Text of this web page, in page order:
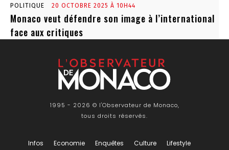
POLITIQUE 20 OCTOBRE 2025 À 10H44
Monaco veut défendre son image à l’international
face aux critiques
1995 - 2026 © l'Observateur de Monaco,
tous droits réservés.
Infos Economie Enquêtes Culture Lifestyle